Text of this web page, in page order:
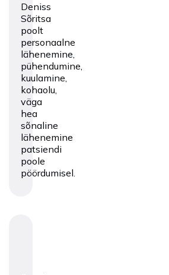
Deniss
Sõritsa
poolt
personaalne
lähenemine,
pühendumine,
kuulamine,
kohaolu,
väga
hea
sõnaline
lähenemine
patsiendi
poole
pöördumisel.